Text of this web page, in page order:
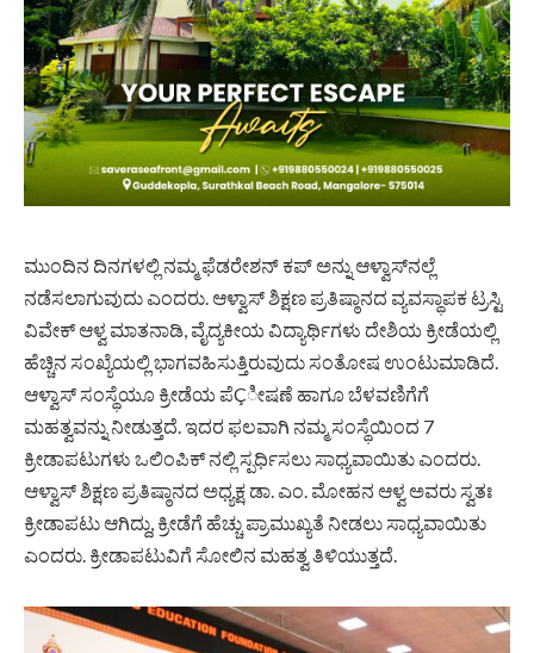
ಮುಂದಿನ ದಿನಗಳಲ್ಲಿ ನಮ್ಮ ಫೆಡರೇಶನ್ ಕಪ್ ಅನ್ನು ಆಳ್ವಾಸ್‍ನಲ್ಲೆ
ನಡೆಸಲಾಗುವುದು ಎಂದರು. ಆಳ್ವಾಸ್ ಶಿಕ್ಷಣ ಪ್ರತಿಷ್ಠಾನದ ವ್ಯವಸ್ಥಾಪಕ ಟ್ರಸ್ಟಿ
ವಿವೇಕ್ ಆಳ್ವ ಮಾತನಾಡಿ, ವೈದ್ಯಕೀಯ ವಿದ್ಯಾರ್ಥಿಗಳು ದೇಶಿಯ ಕ್ರೀಡೆಯಲ್ಲಿ
ಹೆಚ್ಚಿನ ಸಂಖ್ಯೆಯಲ್ಲಿ ಭಾಗವಹಿಸುತ್ತಿರುವುದು ಸಂತೋಷ ಉಂಟುಮಾಡಿದೆ.
ಆಳ್ವಾಸ್ ಸಂಸ್ಥೆಯೂ ಕ್ರೀಡೆಯ ಪೆÇೀಷಣೆ ಹಾಗೂ ಬೆಳವಣಿಗೆಗೆ
ಮಹತ್ವವನ್ನು ನೀಡುತ್ತದೆ. ಇದರ ಫಲವಾಗಿ ನಮ್ಮ ಸಂಸ್ಥೆಯಿಂದ 7
ಕ್ರೀಡಾಪಟುಗಳು ಒಲಿಂಪಿಕ್ ನಲ್ಲಿ ಸ್ಪರ್ಧಿಸಲು ಸಾಧ್ಯವಾಯಿತು ಎಂದರು.
ಆಳ್ವಾಸ್ ಶಿಕ್ಷಣ ಪ್ರತಿಷ್ಠಾನದ ಅಧ್ಯಕ್ಷ ಡಾ. ಎಂ. ಮೋಹನ ಆಳ್ವ ಅವರು ಸ್ವತಃ
ಕ್ರೀಡಾಪಟು ಆಗಿದ್ದು, ಕ್ರೀಡೆಗೆ ಹೆಚ್ಚು ಪ್ರಾಮುಖ್ಯತೆ ನೀಡಲು ಸಾಧ್ಯವಾಯಿತು
ಎಂದರು. ಕ್ರೀಡಾಪಟುವಿಗೆ ಸೋಲಿನ ಮಹತ್ವ ತಿಳಿಯುತ್ತದೆ.